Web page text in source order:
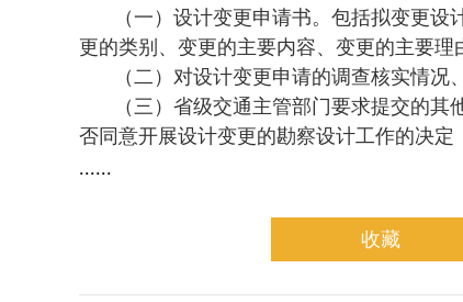
（一）设计变更申请书。包括拟变更
更的类别、变更的主要内容、变更的主要理
（二）对设计变更申请的调查核实情况
（三）省级交通主管部门要求提交的
否同意开展设计变更的勘察设计工作的决定
......
收藏